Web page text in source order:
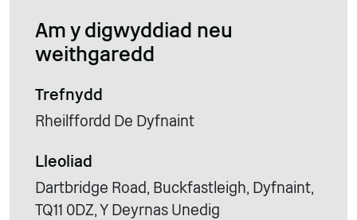
Am y digwyddiad neu
weithgaredd
Trefnydd
Rheilffordd De Dyfnaint
Lleoliad
Dartbridge Road, Buckfastleigh, Dyfnaint,
TQ11 0DZ, Y Deyrnas Unedig